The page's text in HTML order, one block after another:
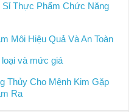
Sỉ Thực Phẩm Chức Năng
Môi Hiệu Quả Và An Toàn
và mức giá
Thủy Cho Mệnh Kim Gặp
Ra